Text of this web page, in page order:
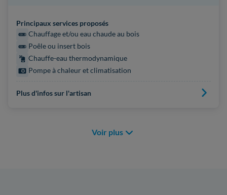
Principaux services proposés
Chauffage et/ou eau chaude au bois
Poêle ou insert bois
Chauffe-eau thermodynamique
Pompe à chaleur et climatisation
Plus d'infos sur l'artisan
Voir plus